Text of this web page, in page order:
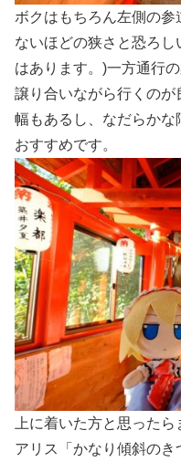
ボクはもちろん左側の
ないほどの狭さと恐ろ
はあります。)一方通行
譲り合いながら行くの
幅もあるし、なだらか
おすすめです。
上に着いた方と思ったら
アリス「かなり傾斜のき